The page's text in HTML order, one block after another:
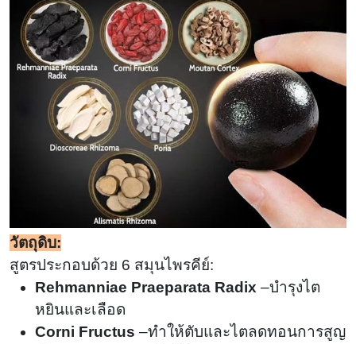
วัตถุดิบ:
สูตรประกอบด้วย 6 สมุนไพรคีย์:
Rehmanniae Praeparata Radix –บำรุงไต
หยินและเลือด
Corni Fructus –ทำให้ตับและไตลดทอนการสูญ